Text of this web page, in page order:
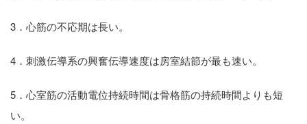
3．心筋の不応期は長い。
4．刺激伝導系の興奮伝導速度は房室結節が最も速い。
5．心室筋の活動電位持続時間は骨格筋の持続時間よりも短
い。